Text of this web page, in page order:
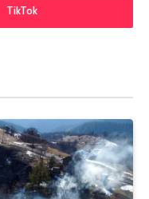
TikTok